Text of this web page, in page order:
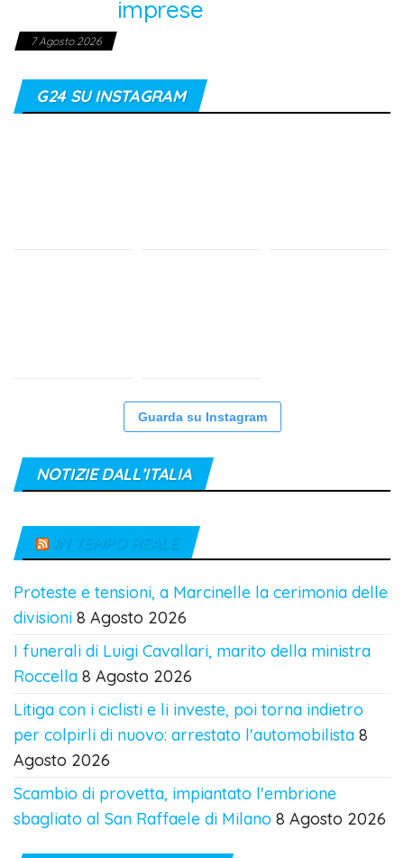
imprese
7 Agosto 2026
G24 SU INSTAGRAM
Guarda su Instagram
NOTIZIE DALL’ITALIA
IN TEMPO REALE
Proteste e tensioni, a Marcinelle la cerimonia delle
divisioni 8 Agosto 2026
I funerali di Luigi Cavallari, marito della ministra
Roccella 8 Agosto 2026
Litiga con i ciclisti e li investe, poi torna indietro
per colpirli di nuovo: arrestato l'automobilista 8
Agosto 2026
Scambio di provetta, impiantato l'embrione
sbagliato al San Raffaele di Milano 8 Agosto 2026